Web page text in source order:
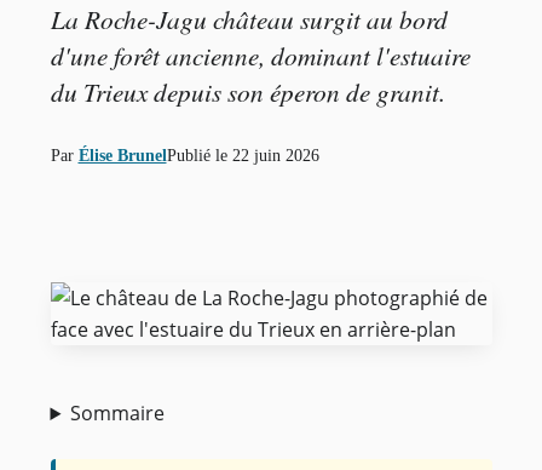
La Roche-Jagu château surgit au bord
d'une forêt ancienne, dominant l'estuaire
du Trieux depuis son éperon de granit.
Par Élise BrunelPublié le 22 juin 2026
Sommaire